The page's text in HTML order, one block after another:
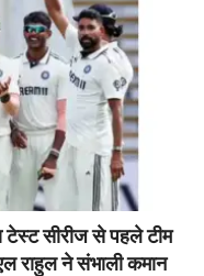
सीरीज से पहले टीम
राहुल ने संभाली कमान